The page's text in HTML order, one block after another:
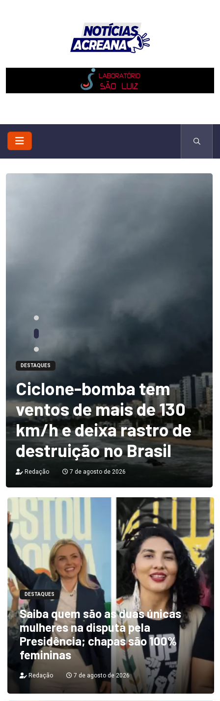
DESTAQUES
Ciclone-bomba tem
ventos de mais de 130
km/h e deixa rastro de
destruição no Brasil
Redação 7 de agosto de 2026
DESTAQUES
Saiba quem são as duas únicas
mulheres na disputa pela
Presidência; chapas são 100%
femininas
Redação 7 de agosto de 2026